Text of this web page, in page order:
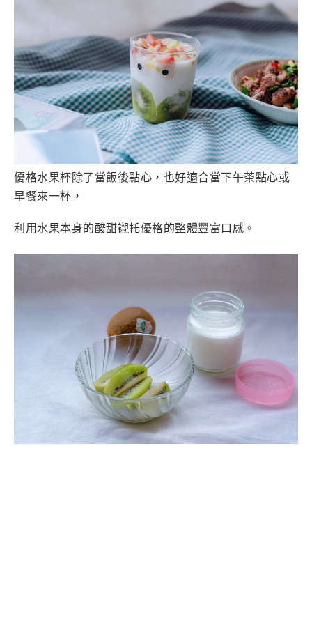
優格水果杯除了當飯後點心，也好適合當下午茶點心或
早餐來一杯，
利用水果本身的酸甜襯托優格的整體豐富口感。